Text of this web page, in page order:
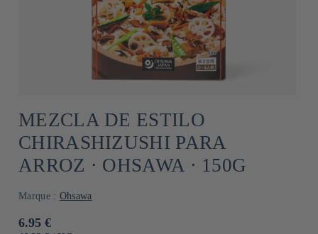
MEZCLA DE ESTILO
CHIRASHIZUSHI PARA
ARROZ ⋅ OHSAWA ⋅ 150G
Marque : Ohsawa
Precio
6.95 €